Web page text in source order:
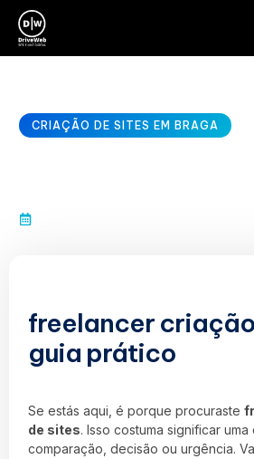
CRIAÇÃO DE SITES EM BRAGA
freelancer
guia prático
Se estás aqui, é porque procuraste
de sites. Isso costuma significar uma
comparação, decisão ou urgência.